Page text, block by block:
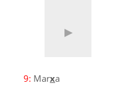
9: Marxa